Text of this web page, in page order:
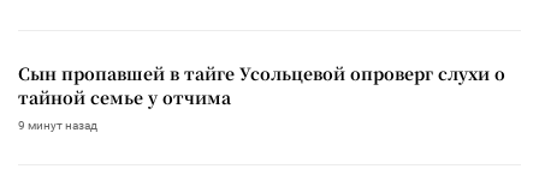
Сын пропавшей в тайге Усольцевой опроверг слухи о
тайной семье у отчима
9 минут назад